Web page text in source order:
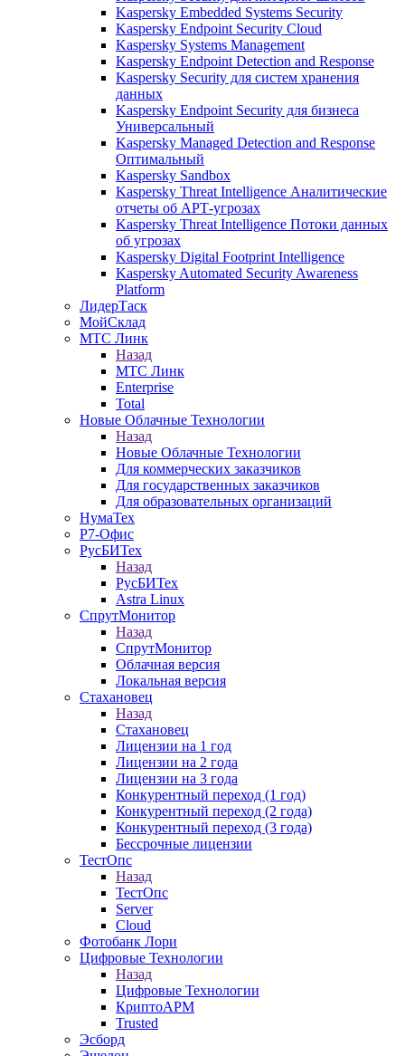
Kaspersky Embedded Systems Security
Kaspersky Endpoint Security Cloud
Kaspersky Systems Management
Kaspersky Endpoint Detection and Response
Kaspersky Security для систем хранения
данных
Kaspersky Endpoint Security для бизнеса
Универсальный
Kaspersky Managed Detection and Response
Оптимальный
Kaspersky Sandbox
Kaspersky Threat Intelligence Аналитические
отчеты об АРТ-угрозах
Kaspersky Threat Intelligence Потоки данных
об угрозах
Kaspersky Digital Footprint Intelligence
Kaspersky Automated Security Awareness
Platform
ЛидерТаск
МойСклад
МТС Линк
Назад
МТС Линк
Enterprise
Total
Новые Облачные Технологии
Назад
Новые Облачные Технологии
Для коммерческих заказчиков
Для государственных заказчиков
Для образовательных организаций
НумаТех
Р7-Офис
РусБИТех
Назад
РусБИТех
Astra Linux
СпрутМонитор
Назад
СпрутМонитор
Облачная версия
Локальная версия
Стахановец
Назад
Стахановец
Лицензии на 1 год
Лицензии на 2 года
Лицензии на 3 года
Конкурентный переход (1 год)
Конкурентный переход (2 года)
Конкурентный переход (3 года)
Бессрочные лицензии
ТестОпс
Назад
ТестОпс
Server
Cloud
Фотобанк Лори
Цифровые Технологии
Назад
Цифровые Технологии
КриптоАРМ
Trusted
Эсборд